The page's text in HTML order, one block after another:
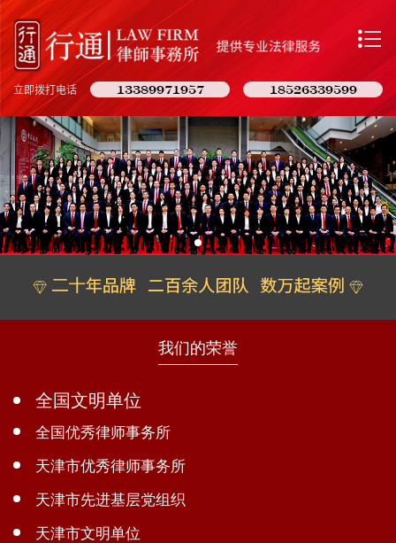

立即拨打电话 13389971957 18526339599
即刻拨打电话 13389971957 18526339599
我们的荣誉
全国文明单位
全国优秀律师事务所
天津市优秀律师事务所
天津市先进基层党组织
天津市文明单位